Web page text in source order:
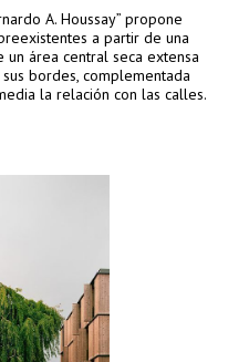
A. Houssay” propone
a partir de una
área central seca extensa
bordes, complementada
la relación con las calles.